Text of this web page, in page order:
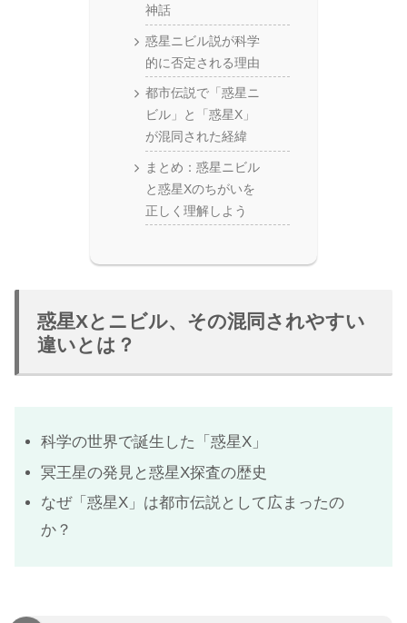
神話
惑星ニビル説が科学
的に否定される理由
都市伝説で「惑星ニ
ビル」と「惑星X」
が混同された経緯
まとめ：惑星ニビル
と惑星Xのちがいを
正しく理解しよう
惑星Xとニビル、その混同されやすい
違いとは？
科学の世界で誕生した「惑星X」
冥王星の発見と惑星X探査の歴史
なぜ「惑星X」は都市伝説として広まったの
か？